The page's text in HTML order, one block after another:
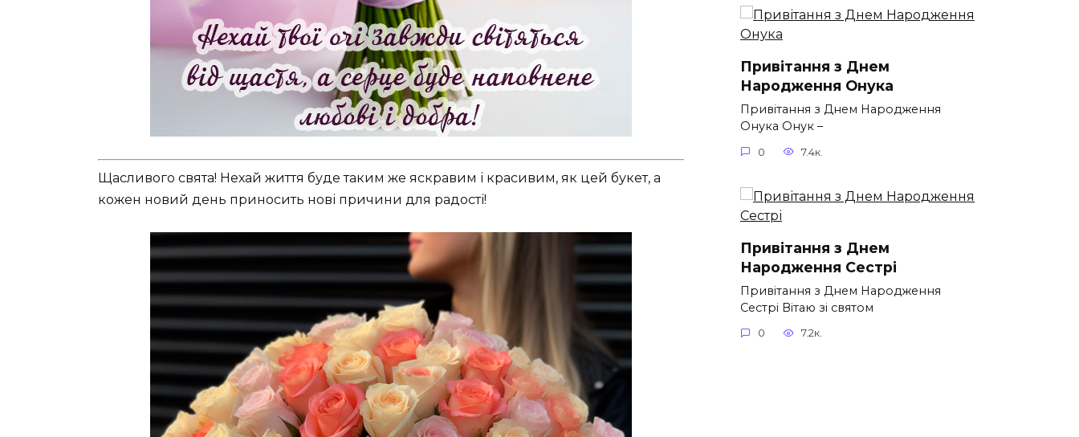
Щасливого свята! Нехай життя буде таким же яскравим і красивим, як цей букет, а
кожен новий день приносить нові причини для радості!
Привітання з Днем
Народження Онука
Привітання з Днем Народження
Онука Онук –
0 7.4к.
Привітання з Днем
Народження Сестрі
Привітання з Днем Народження
Сестрі Вітаю зі святом
0 7.2к.